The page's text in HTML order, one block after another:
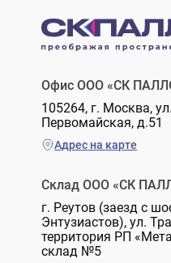
Офис ООО «СК
105264, г. Москва,
Первомайская, д.51
Адрес на карте
Склад ООО «СК
г. Реутов (заезд с
Энтузиастов), ул.
территория РП
склад №5